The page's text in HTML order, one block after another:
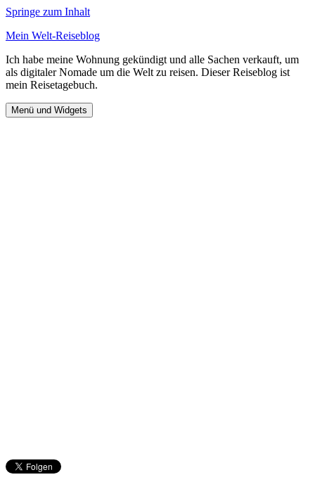
Springe zum Inhalt
Mein Welt-Reiseblog
Ich habe meine Wohnung gekündigt und alle Sachen verkauft, um
als digitaler Nomade um die Welt zu reisen. Dieser Reiseblog ist
mein Reisetagebuch.
Menü und Widgets